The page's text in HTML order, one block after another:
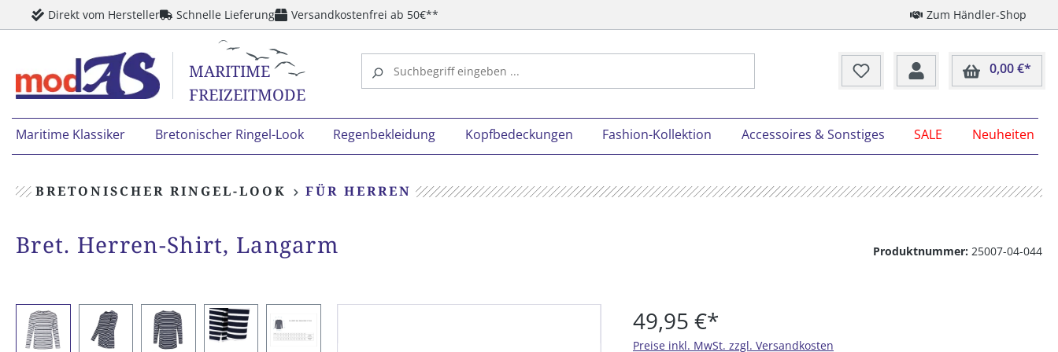
Zur Hauptnavigation springen
Direkt vom Hersteller Schnelle Lieferung Versandkostenfrei ab 50€** Zum Händler-Shop
MARITIME
FREIZEITMODE
0,00 €*
Maritime Klassiker Bretonischer Ringel-Look Regenbekleidung Kopfbedeckungen Fashion-Kollektion Accessoires & Sonstiges SALE Neuheiten
BRETONISCHER RINGEL-LOOK FÜR HERREN
Bret. Herren-Shirt, Langarm Produktnummer: 25007-04-044
Bildergalerie überspringen 49,95 €*
Preise inkl. MwSt. zzgl. Versandkosten